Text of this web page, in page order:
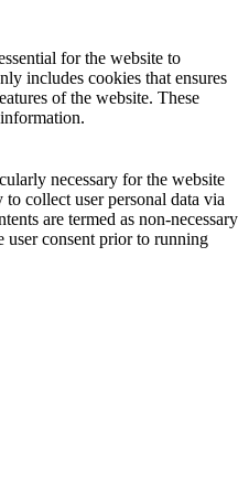
for the website to
includes cookies that ensures
of the website. These
necessary for the website
collect user personal data via
are termed as non-necessary
user consent prior to running